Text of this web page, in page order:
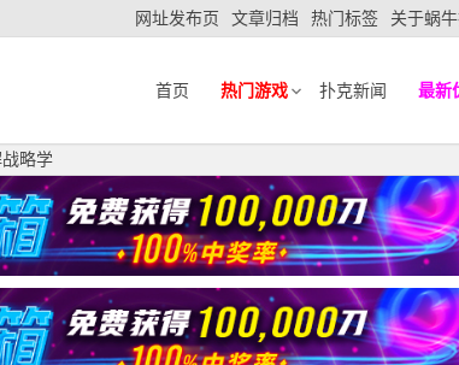
网址发布页 文章归档 热门标签 关于蜗
首页 热门游戏 扑克新闻 最新
略学